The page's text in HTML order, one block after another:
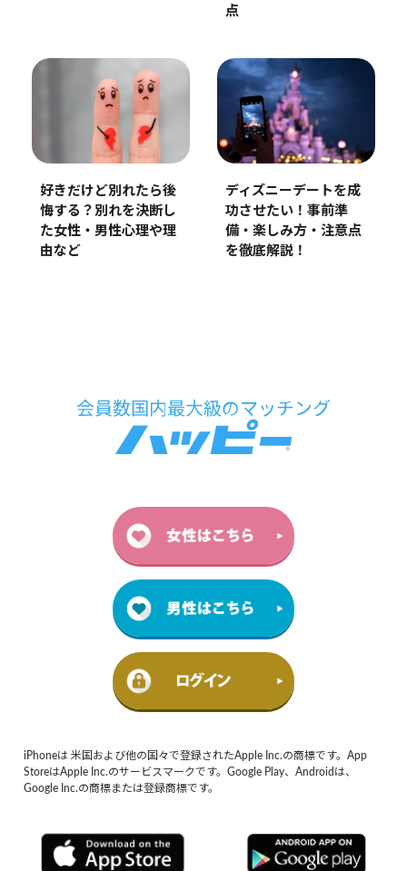
点
好きだけど別れたら後
悔する？別れを決断し
た女性・男性心理や理
由など
ディズニーデートを成
功させたい！事前準
備・楽しみ方・注意点
を徹底解説！
iPhoneは 米国および他の国々で登録されたApple Inc.の商標です。App
StoreはApple Inc.のサービスマークです。Google Play、Androidは、
Google Inc.の商標または登録商標です。